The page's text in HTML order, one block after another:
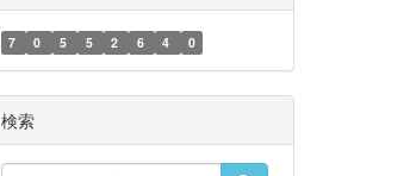
7 0 5 5 2 6 4 0
検索